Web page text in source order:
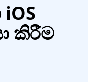
කිරීම